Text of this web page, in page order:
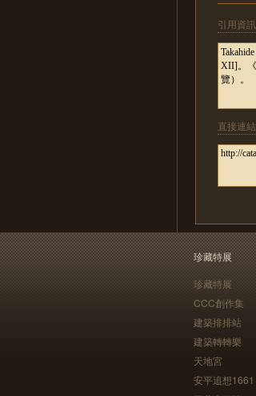
引用資訊
直接連結
珍藏特展
珍藏特展
CCC創作集
建築排排站
建築轉轉樂
天地宮
安平追想1661